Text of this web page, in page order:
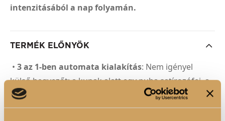
intenzitásából a nap folyamán.
TERMÉK ELŐNYÖK
• 3 az 1-ben automata kialakítás: Nem igényel
külső hegyezőt; a kupak alatt egy puha satírozófej, a
ceruza végében pedig egy beépített mini hegyező
található a precíz élek kialakításához.